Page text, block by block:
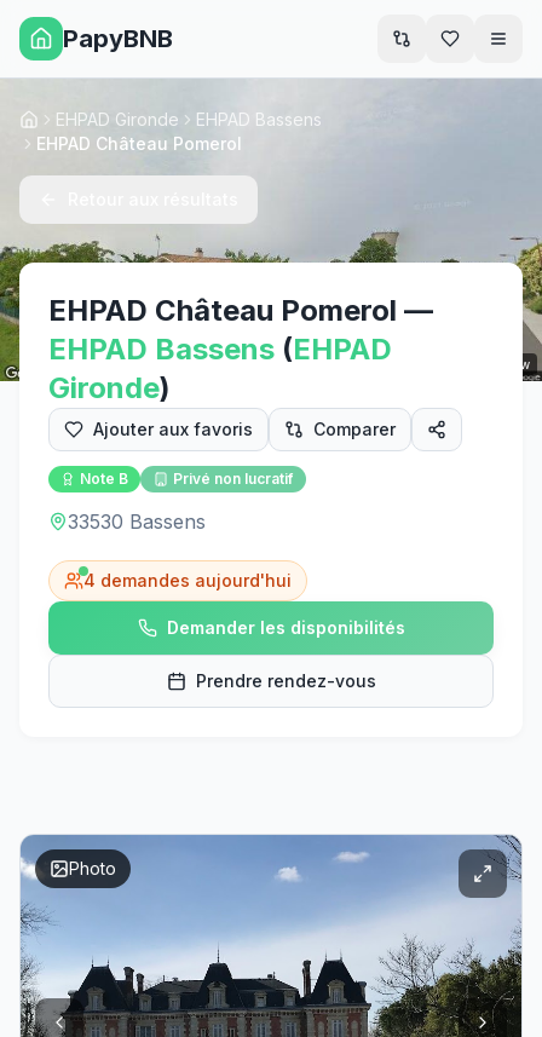
PapyBNB
Street View
AccueilEHPAD Gironde
EHPAD Bassens
EHPAD Château Pomerol
EHPAD Château Pomerol —
EHPAD Bassens (EHPAD
Gironde)
Ajouter aux favoris Comparer
Note B Privé non lucratif
33530 Bassens
4 demandes aujourd'hui
Demander les disponibilités
Prendre rendez-vous
Photo